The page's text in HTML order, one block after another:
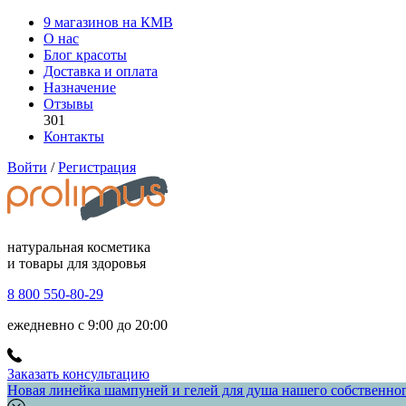
9 магазинов на КМВ
О нас
Блог красоты
Доставка и оплата
Назначение
Отзывы
301
Контакты
Войти / Регистрация
натуральная косметика
и товары для здоровья
8 800 550-80-29
ежедневно с 9:00 до 20:00
Заказать консультацию
Новая линейка шампуней и гелей для душа нашего